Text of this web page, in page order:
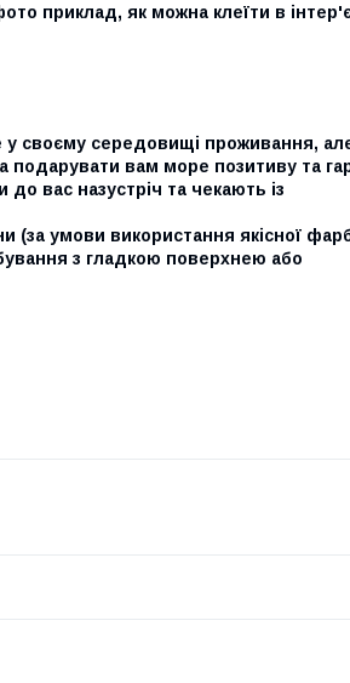
приклад, як можна клеїти в
у своєму середовищі проживання,
подарувати вам море позитиву та
до вас назустріч та чекають із
(за умови використання якісної
з гладкою поверхнею або